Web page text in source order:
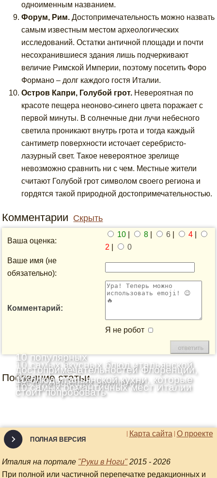
одноименным названием.
Форум, Рим. Достопримечательность можно назвать
самым известным местом археологических
исследований. Остатки античной площади и почти
несохранившиеся здания лишь подчеркивают
величие Римской Империи, поэтому посетить Форо
Формано – долг каждого гостя Италии.
Остров Капри, Голубой грот. Невероятная по
красоте пещера неоново-синего цвета поражает с
первой минуты. В солнечные дни лучи небесного
светила проникают внутрь грота и тогда каждый
сантиметр поверхности источает серебристо-
лазурный свет. Такое невероятное зрелище
невозможно сравнить ни с чем. Местные жители
считают Голубой грот символом своего региона и
гордятся такой природной достопримечательностью.
Комментарии Скрыть
Ваша оценка:
10 8 6 4
2
0
Ваше имя (не
обязательно):
Комментарий:
Я не робот
Последние статьи
10 самых вкусных блюд итальянской
кухни
10 популярных
достопримечательностей Флоренции,
заслуживающих внимания
10 самых романтичных мест Италии
10 блюд итальянской кухни, которые
стоит попробовать
О проекте
Карта сайта
ПОЛНАЯ ВЕРСИЯ
Италия на портале "Руки в Ноги" 2015 - 2026
При полной или частичной перепечатке редакционных и